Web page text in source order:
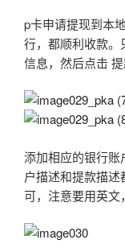
p卡申请提现到本
行，都顺利收款
信息，然后点击
添加相应的银行
户描述和提款描
可，注意要用英文